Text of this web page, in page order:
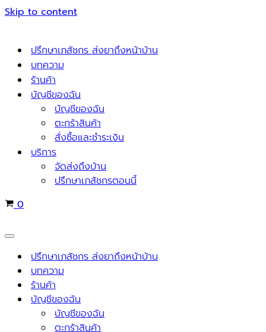
Skip to content
ปรึกษาเภสัชกร ส่งยาถึงหน้าบ้าน
บทความ
ร้านค้า
บัญชีของฉัน
บัญชีของฉัน
ตะกร้าสินค้า
สั่งซื้อและชำระเงิน
บริการ
จัดส่งถึงบ้าน
ปรึกษาเภสัชกรตอนนี้
Cart
0
Navigation
Menu ปรึกษาเภสัชกร ส่งยาถึงหน้าบ้าน
บทความ
ร้านค้า
บัญชีของฉัน
บัญชีของฉัน
ตะกร้าสินค้า